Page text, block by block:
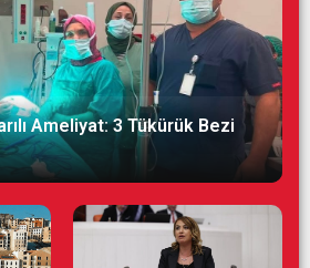
Ameliyat: 3 Tükürük Bezi